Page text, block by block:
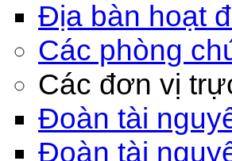
Địa bàn hoạt
Các phòng
Các đơn vị
Đoàn tài
Đoàn tài